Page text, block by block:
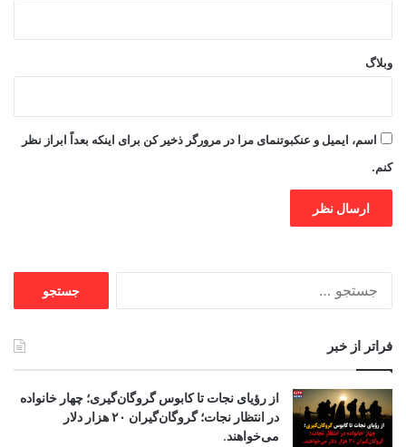
وبلاگ
اسم، ایمیل و عنکبوتنمای مرا در مرورگر ذخیر کن برای اینکه بعداً ابراز نظر
کنم.
فراتر از خبر
از رؤیای نجات تا کابوس گروگان‌گیری؛ چهار خانواده
در انتظار نجات؛ گروگان‌گیران ۲۰ هزار دلار
می‌خواهند.